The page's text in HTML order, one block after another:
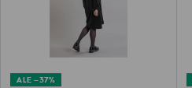
ALE –37%